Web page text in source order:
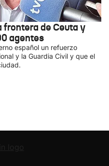
frontera de Ceuta y
agentes
español un refuerzo
y la Guardia Civil y que el